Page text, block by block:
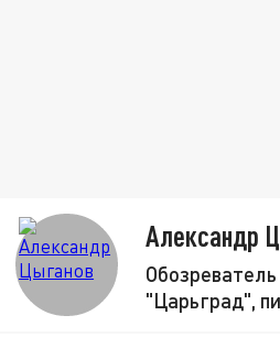
Александр
"Царьград",